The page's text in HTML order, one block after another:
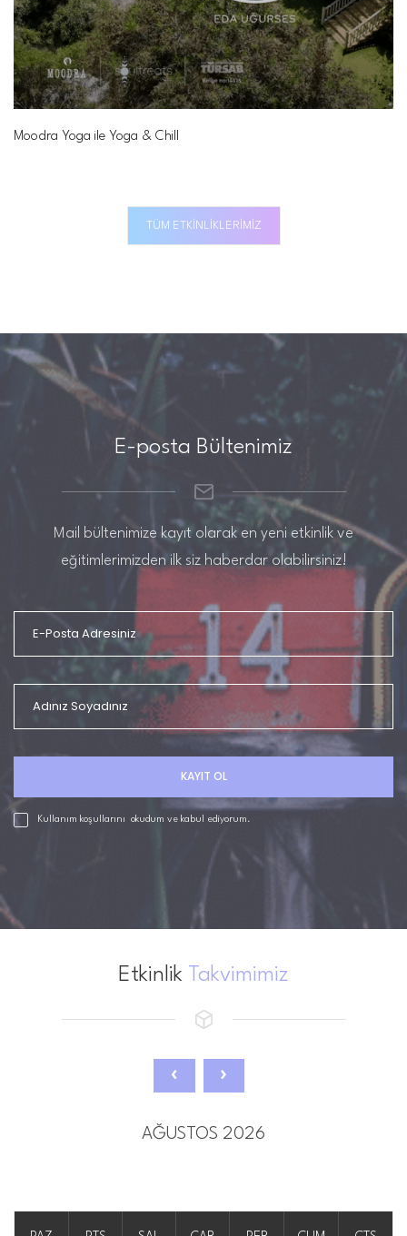
Moodra Yoga ile Yoga & Chill
TÜM ETKINLIKLERIMIZ
E-posta Bültenimiz
Mail bültenimize kayıt olarak en yeni etkinlik ve
eğitimlerimizden ilk siz haberdar olabilirsiniz!
KAYIT OL
Kullanım koşullarını okudum ve kabul ediyorum.
Etkinlik Takvimimiz
AĞUSTOS 2026